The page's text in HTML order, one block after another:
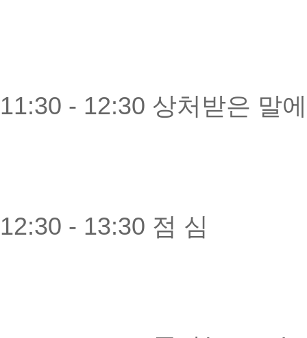
11:30 - 12:30 상처받은 말
12:30 - 13:30 점 심